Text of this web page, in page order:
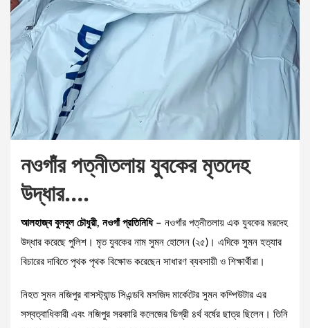
নওগাঁর পত্নীতলায় যুবকের মৃতদেহ
উদ্ধার….
আলহাজ্ব বুলবুল চৌধুরী, নওগাঁ প্রতিনিধি – নওগাঁর পত্নীতলায় এক যুবকের মরদেহ
উদ্ধার করেছে পুলিশ। মৃত যুবকের নাম সুমন হোসেন (২৫)। এদিকে সুমন হত্যার
বিচারের দাবিতে পৃথক পৃথক বিক্ষোভ করেছেন সাধারণ ব্যবসায়ী ও শিক্ষার্থীরা।
নিহত সুমন নজিপুর বাসস্ট্যান্ড সিএন্ডবি মসজিদ মার্কেটের সুমন কম্পিউটার এর
সস্বত্বাধিকারী এবং নজিপুর সরকারি কলেজের ডিগ্রী ৪র্থ বর্ষের ছাত্র ছিলেন। তিনি